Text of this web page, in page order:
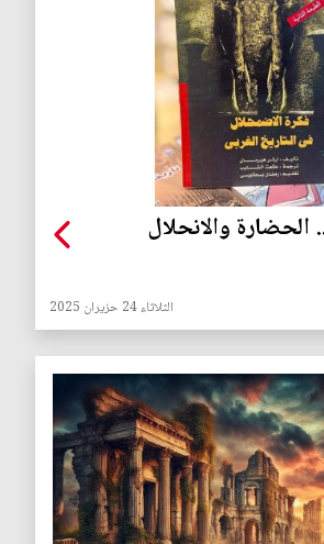
والانحلال
الثلاثاء 24 حزيران 2025